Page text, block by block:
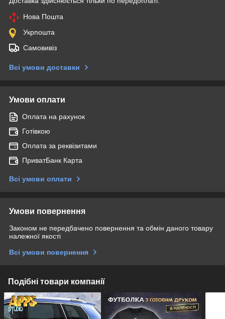
Нова Пошта
Укрпошта
Самовивіз
Всі умови доставки
Умови оплати
Оплата на рахунок
Готівкою
Оплата за реквізитами
ПриватБанк Карта
Всі умови оплати
Умови повернення
Законом не передбачено повернення та обмін даного товару
належної якості
Всі умови повернення
Подібні товари компанії